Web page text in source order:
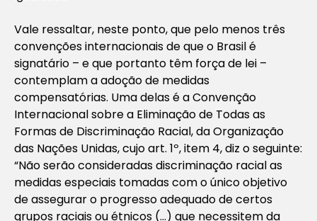
Vale ressaltar, neste ponto, que pelo menos três
convenções internacionais de que o Brasil é
signatário – e que portanto têm força de lei –
contemplam a adoção de medidas
compensatórias. Uma delas é a Convenção
Internacional sobre a Eliminação de Todas as
Formas de Discriminação Racial, da Organização
das Nações Unidas, cujo art. 1º, item 4, diz o seguinte:
“Não serão consideradas discriminação racial as
medidas especiais tomadas com o único objetivo
de assegurar o progresso adequado de certos
grupos raciais ou étnicos (…) que necessitem da